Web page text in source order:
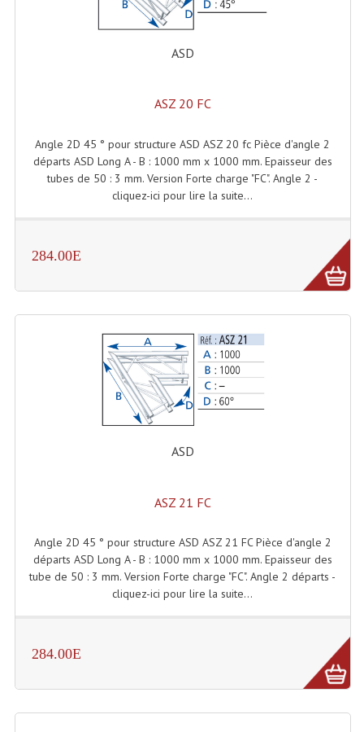
Petit Effets Lumineux
Projecteur De Gobo
Projecteurs À Leds D'extérieurs
Projecteurs Barres De Leds
Projecteurs Théâtre Led
Projecteurs Traditionnels
Projecteurs Cycliodes
Projecteurs Découpes
Projecteurs Par : 16 À 64 Et Autres
Rampe De Spots
Câblage Electrique
ASD
ASZ 20 FC
Angle 2D 45 ° pour structure ASD ASZ 20 fc Pièce d'angle 2
départs ASD Long A - B : 1000 mm x 1000 mm. Epaisseur des
tubes de 50 : 3 mm. Version Forte charge "FC". Angle 2 -
cliquez-ici pour lire la suite...
284.00E
ASD
ASZ 21 FC
Angle 2D 45 ° pour structure ASD ASZ 21 FC Pièce d'angle 2
départs ASD Long A - B : 1000 mm x 1000 mm. Epaisseur des
tube de 50 : 3 mm. Version Forte charge "FC". Angle 2 départs -
cliquez-ici pour lire la suite...
284.00E